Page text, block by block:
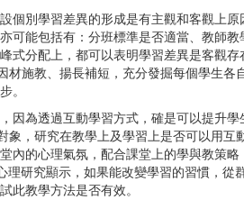
別學習差異的形成是有主觀和客觀上原
能包括有：分班標準是否適當、教師教
分配上，都可以表明學習差異是客觀
施教、揚長補短，充分發掘每個學生各
。
為透過互動學習方式，確是可以提升學
，研究在教學上及學習上是否可以用互
的心理氣氛，配合課堂上的學與教策
研究顯示，如果能改變學習的習慣，從
此教學方法是否有效。